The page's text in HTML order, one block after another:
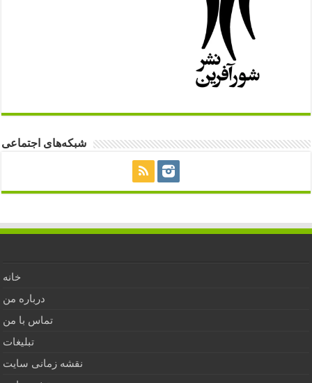
شبکه‌های اجتماعی
خانه
درباره من
تماس با من
تبلیغات
نقشه زمانی سایت